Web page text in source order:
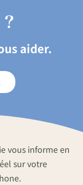
aider.
vous informe en
sur votre